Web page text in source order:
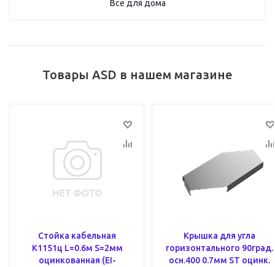
Всё для дома
Товары ASD в нашем магазине
Стойка кабельная
К1151ц L=0.6м S=2мм
оцинкованная (EI-
Крышка для угла
горизонтального 90град.
осн.400 0.7мм ST оцинк.